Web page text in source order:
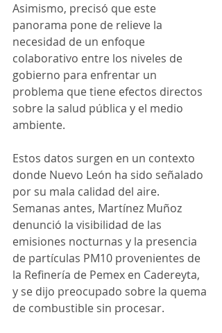
Asimismo, precisó que este
panorama pone de relieve la
necesidad de un enfoque
colaborativo entre los niveles de
gobierno para enfrentar un
problema que tiene efectos directos
sobre la salud pública y el medio
ambiente.
Estos datos surgen en un contexto
donde Nuevo León ha sido señalado
por su mala calidad del aire.
Semanas antes, Martínez Muñoz
denunció la visibilidad de las
emisiones nocturnas y la presencia
de partículas PM10 provenientes de
la Refinería de Pemex en Cadereyta,
y se dijo preocupado sobre la quema
de combustible sin procesar.